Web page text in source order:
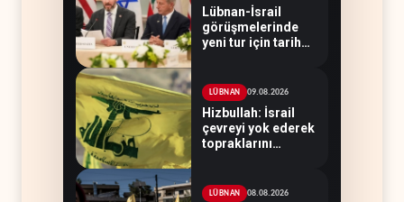
Lübnan-İsrail
görüşmelerinde
yeni tur için tarih
LÜBNAN 09.08.2026
Hizbullah: İsrail
çevreyi yok ederek
topraklarını
LÜBNAN 08.08.2026